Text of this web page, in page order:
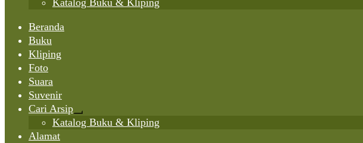
Katalog Buku & Kliping
Beranda
Buku
Kliping
Foto
Suara
Suvenir
Cari Arsip
Expand
child
Katalog Buku & Kliping
Alamat